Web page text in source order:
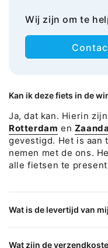
Wij zijn om te
Kan ik deze fiets in de
Ja, dat kan. Hierin
Rotterdam en
gevestigd. Het is aan
nemen met de ons.
alle fietsen te
Wat is de levertijd van
Wat zijn de